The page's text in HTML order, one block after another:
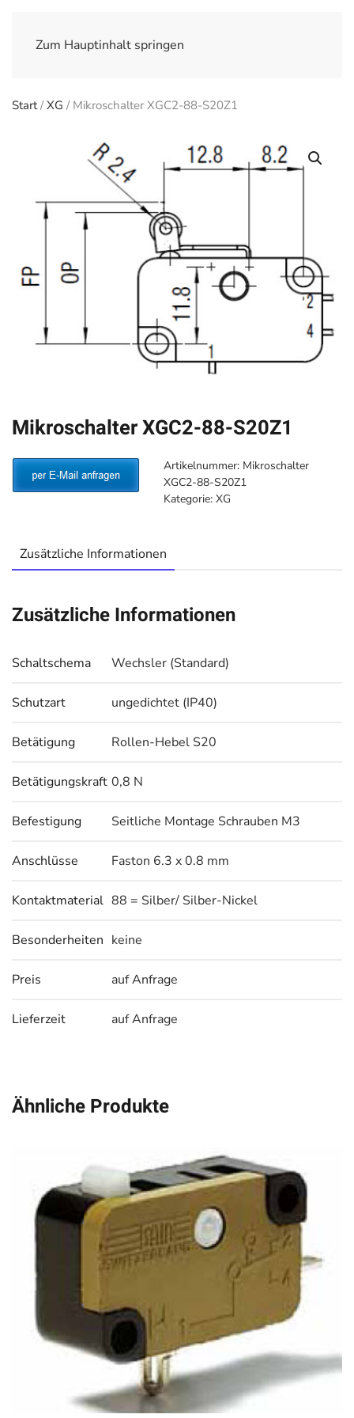
Zum Hauptinhalt springen
Start/XG / Mikroschalter XGC2-88-S20Z1
Mikroschalter XGC2-88-S20Z1
Artikelnummer: Mikroschalter
XGC2-88-S20Z1
Kategorie: XG
Zusätzliche Informationen
Zusätzliche Informationen
Schaltschema Wechsler (Standard)
Schutzart ungedichtet (IP40)
Betätigung Rollen-Hebel S20
Betätigungskraft 0,8 N
Befestigung Seitliche Montage Schrauben M3
Anschlüsse Faston 6.3 x 0.8 mm
Kontaktmaterial 88 = Silber/ Silber-Nickel
Besonderheiten keine
Preis auf Anfrage
Lieferzeit auf Anfrage
Ähnliche Produkte